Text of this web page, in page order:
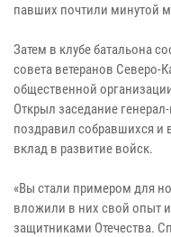
павших почтили минутой
Затем в клубе батальона
совета ветеранов Северо-
общественной
Открыл заседание
поздравил собравшихся и
вклад в развитие войск.
«Вы стали примером для
вложили в них свой опыт
защитниками Отечества.